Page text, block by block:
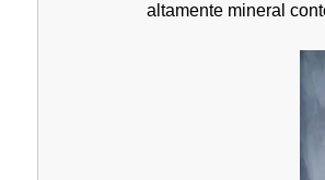
altamente mineral